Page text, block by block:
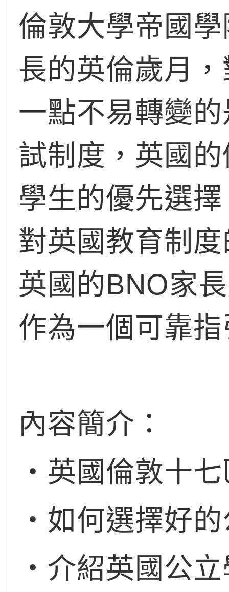
倫敦大學帝國
長的英倫歲月
一點不易轉變
試制度，英國
學生的優先選
對英國教育制
英國的BNO家
作為一個可靠
內容簡介：
‧英國倫敦十
‧如何選擇好
‧介紹英國公